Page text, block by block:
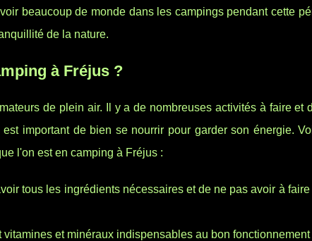
beaucoup de monde dans les campings pendant cette
de la nature.
à Fréjus ?
de plein air. Il y a de nombreuses activités à faire et
important de bien se nourrir pour garder son énergie.
l'on est en camping à Fréjus :
tous les ingrédients nécessaires et de ne pas avoir à
et minéraux indispensables au bon fonctionnement